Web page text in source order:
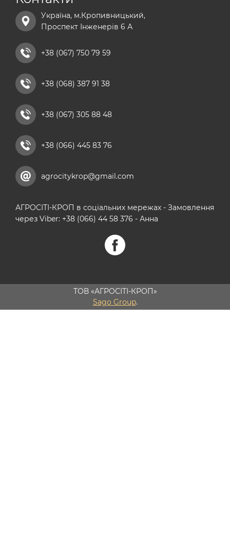
хелатні добрива
добриво універсальне
рідкі азотні добрива
кальцієві добрива
Україна, м.Кропивницький,
Проспект Інженерів 6 А
+38 (067) 750 79 59
+38 (068) 387 91 38
+38 (067) 305 88 48
+38 (066) 445 83 76
agrocitykrop@gmail.com
АГРОСІТІ-КРОП в соціальних мережах - Замовлення
через Viber: +38 (066) 44 58 376 - Анна
ТОВ «АГРОСІТІ-КРОП»
Sago Group.